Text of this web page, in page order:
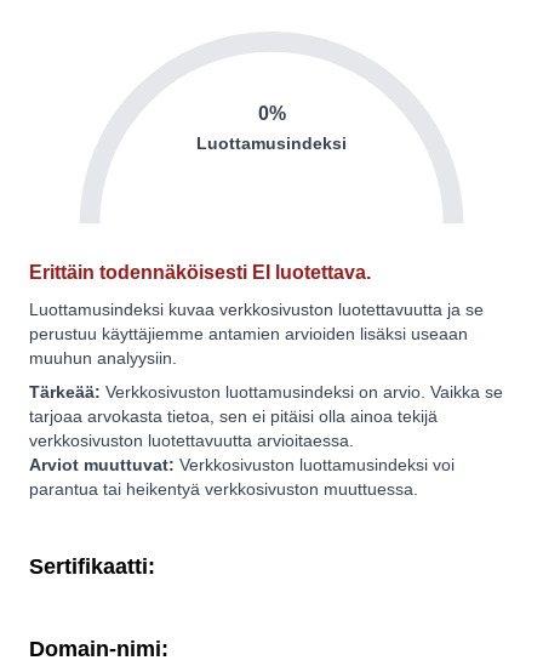
0%
Luottamusindeksi
Erittäin todennäköisesti EI luotettava.
Luottamusindeksi kuvaa verkkosivuston luotettavuutta ja se
perustuu käyttäjiemme antamien arvioiden lisäksi useaan
muuhun analyysiin.
Tärkeää: Verkkosivuston luottamusindeksi on arvio. Vaikka se
tarjoaa arvokasta tietoa, sen ei pitäisi olla ainoa tekijä
verkkosivuston luotettavuutta arvioitaessa.
Arviot muuttuvat: Verkkosivuston luottamusindeksi voi
parantua tai heikentyä verkkosivuston muuttuessa.
Sertifikaatti:
Domain-nimi: